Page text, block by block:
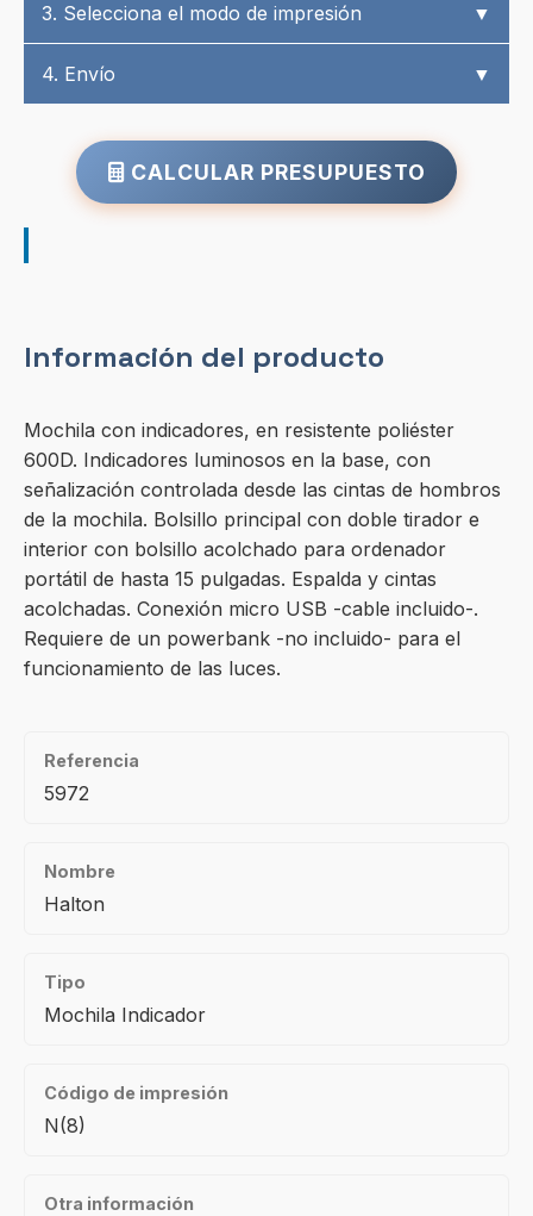
3. Selecciona el modo de impresión ▼
4. Envío ▼
CALCULAR PRESUPUESTO
Información del producto
Mochila con indicadores, en resistente poliéster
600D. Indicadores luminosos en la base, con
señalización controlada desde las cintas de hombros
de la mochila. Bolsillo principal con doble tirador e
interior con bolsillo acolchado para ordenador
portátil de hasta 15 pulgadas. Espalda y cintas
acolchadas. Conexión micro USB -cable incluido-.
Requiere de un powerbank -no incluido- para el
funcionamiento de las luces.
Referencia
5972
Nombre
Halton
Tipo
Mochila Indicador
Código de impresión
N(8)
Otra información